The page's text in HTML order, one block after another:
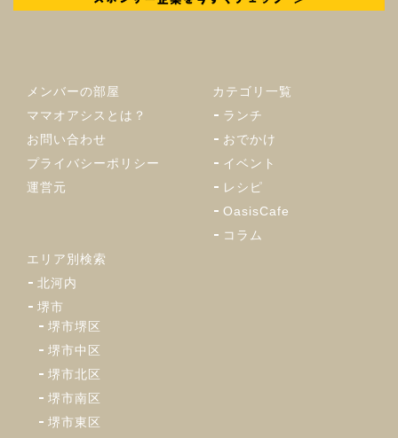
メンバーの部屋
ママオアシスとは？
お問い合わせ
プライバシーポリシー
運営元
カテゴリ一覧
ランチ
おでかけ
イベント
レシピ
OasisCafe
コラム
エリア別検索
北河内
堺市
堺市堺区
堺市中区
堺市北区
堺市南区
堺市東区